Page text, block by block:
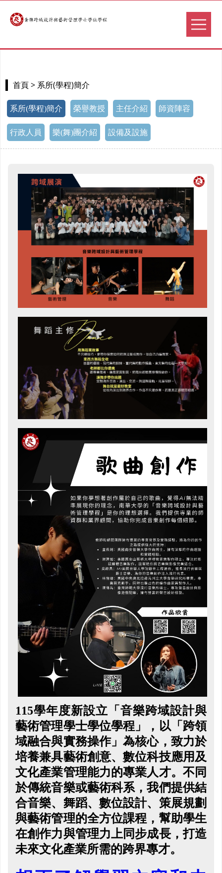
首頁 > 系所(學程)簡介
系所(學程)簡介 榮譽教授 主任介紹 師資陣容
行政人員 樂(舞)團介紹 設備及設施
115學年度新設立「音樂跨域設計與
藝術管理學士學位學程」，以「跨領
域融合與實務操作」為核心，致力於
培養兼具藝術創意、數位科技應用及
文化產業管理能力的專業人才。不同
於傳統音樂或藝術科系，我們提供結
合音樂、舞蹈、數位設計、策展規劃
與藝術管理的全方位課程，幫助學生
在創作力與管理力上同步成長，打造
未來文化產業所需的跨界專才。